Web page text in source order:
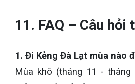
11. FAQ – Câu hỏi
1. Đi Kẻng Đà Lạt mùa nào
Mùa khô (tháng 11 -